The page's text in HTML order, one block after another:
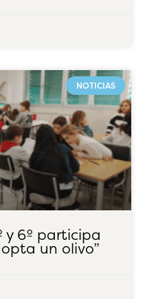
NOTICIAS
y 6º participa
un olivo”